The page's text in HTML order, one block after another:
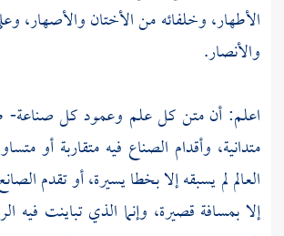
الأطهار، وخلفائه من الأختان والأصهار،
والأنصار.
اعلم: أن متن كل علم وعمود كل صناعة-
متدانية، وأقدام الصناع فيه متقاربة أو
العالم لم يسبقه إلا بخطا يسيرة، أو تقدم
إلا بمسافة قصيرة، وإنما الذي تباينت فيه